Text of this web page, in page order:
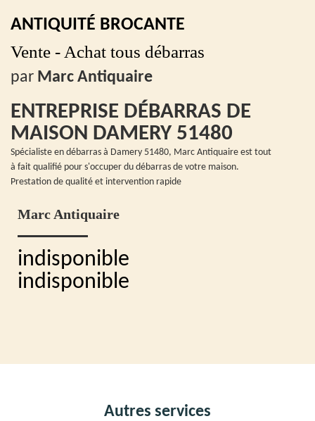
ANTIQUITÉ BROCANTE
Vente - Achat tous débarras
par Marc Antiquaire
ENTREPRISE DÉBARRAS DE
MAISON DAMERY 51480
Spécialiste en débarras à Damery 51480, Marc Antiquaire est tout
à fait qualifié pour s'occuper du débarras de votre maison.
Prestation de qualité et intervention rapide
Marc Antiquaire
indisponible
indisponible
Autres services